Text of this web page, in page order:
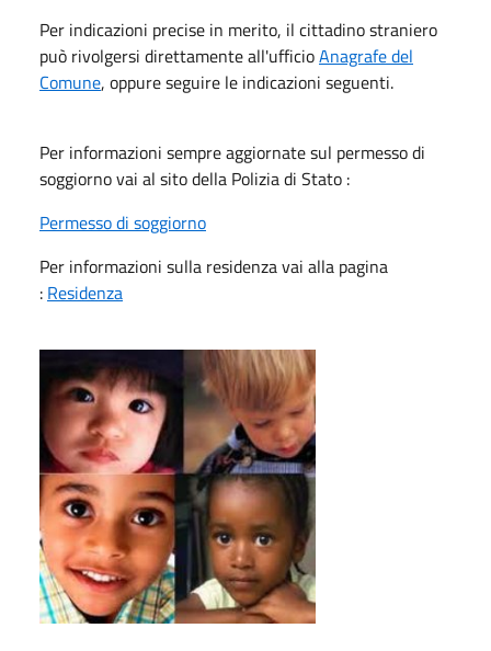
Per indicazioni precise in merito, il cittadino straniero
può rivolgersi direttamente all'ufficioAnagrafe del
Comune, oppure seguire le indicazioni seguenti.
Per informazioni sempre aggiornate sul permesso di
soggiorno vai al sito della Polizia di Stato :
Permesso di soggiorno
Per informazioni sulla residenza vai alla pagina
: Residenza